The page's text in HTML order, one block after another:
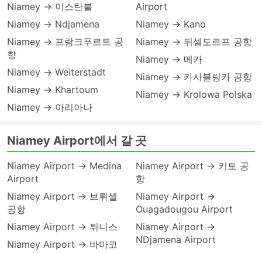
Niamey → 이스탄불
Niamey → Ndjamena
Niamey → 프랑크푸르트 공
항
Niamey → Weiterstadt
Niamey → Khartoum
Niamey → 아리아나
Airport
Niamey → Kano
Niamey → 뒤셀도르프 공항
Niamey → 메카
Niamey → 카사블랑카 공항
Niamey → Krolowa Polska
Niamey Airport에서 갈 곳
Niamey Airport → Medina
Airport
Niamey Airport → 브뤼셀
공항
Niamey Airport → 튀니스
Niamey Airport → 바마코
Niamey Airport → 키토 공
항
Niamey Airport →
Ouagadougou Airport
Niamey Airport →
NDjamena Airport